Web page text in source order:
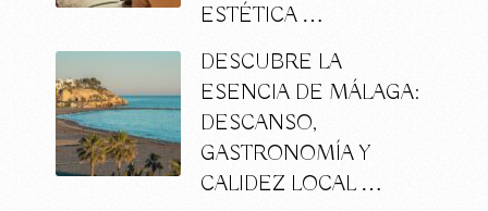
ESTÉTICA …
DESCUBRE LA
ESENCIA DE MÁLAGA:
DESCANSO,
GASTRONOMÍA Y
CALIDEZ LOCAL …